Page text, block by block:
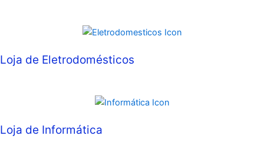
Loja de Eletrodomésticos
Loja de Informática